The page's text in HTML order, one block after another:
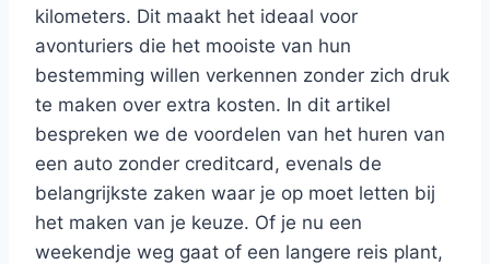
kilometers. Dit maakt het ideaal voor
avonturiers die het mooiste van hun
bestemming willen verkennen zonder zich druk
te maken over extra kosten. In dit artikel
bespreken we de voordelen van het huren van
een auto zonder creditcard, evenals de
belangrijkste zaken waar je op moet letten bij
het maken van je keuze. Of je nu een
weekendje weg gaat of een langere reis plant,